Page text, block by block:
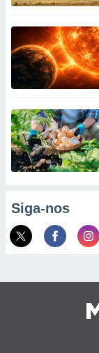
Siga-nos